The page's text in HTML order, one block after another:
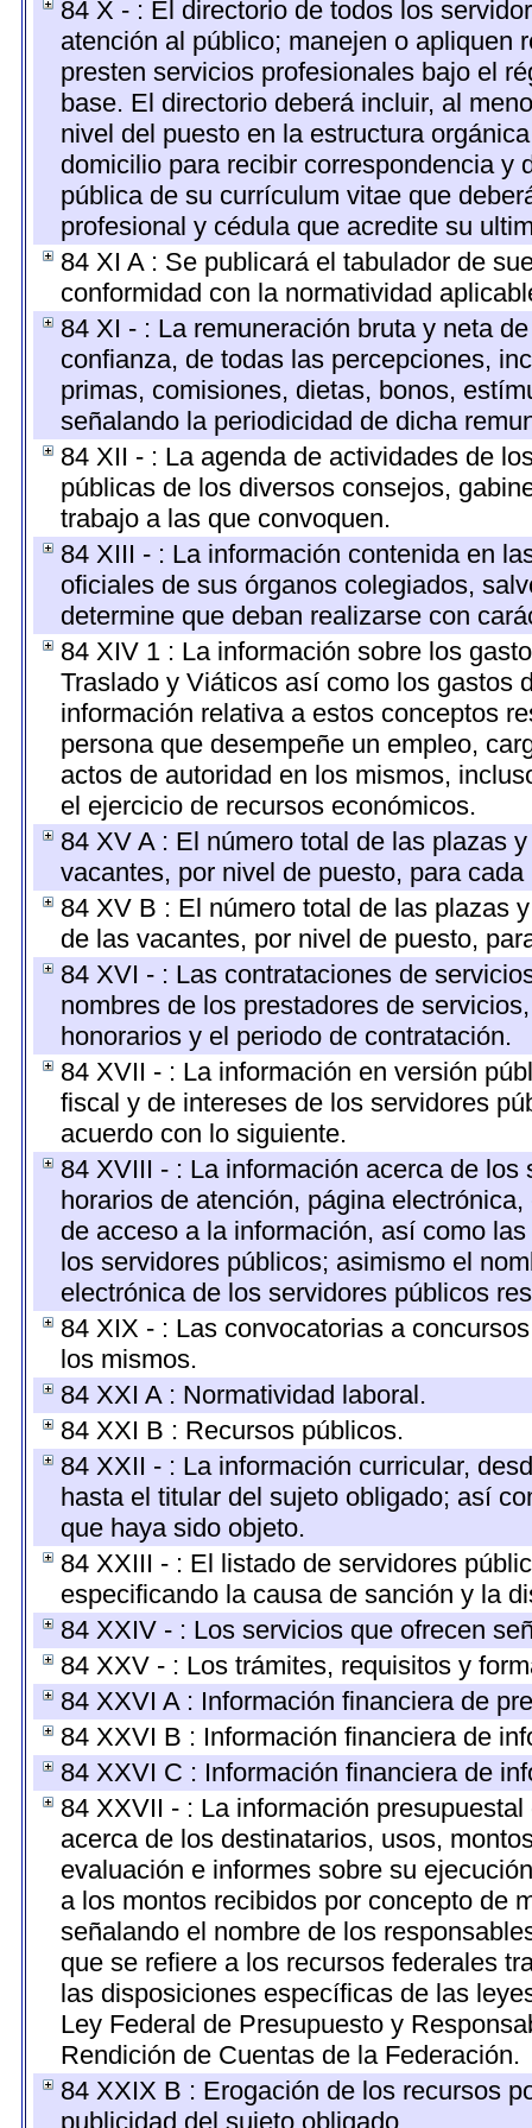
84 X - : El directorio de todos los
atención al público; manejen o apliquen
presten servicios profesionales bajo el
base. El directorio deberá incluir, al
nivel del puesto en la estructura
domicilio para recibir correspondencia y
pública de su currículum vitae que
profesional y cédula que acredite su
84 XI A : Se publicará el tabulador de
conformidad con la normatividad
84 XI - : La remuneración bruta y neta
confianza, de todas las percepciones,
primas, comisiones, dietas, bonos,
señalando la periodicidad de dicha
84 XII - : La agenda de actividades de
públicas de los diversos consejos,
trabajo a las que convoquen.
84 XIII - : La información contenida en
oficiales de sus órganos colegiados,
determine que deban realizarse con
84 XIV 1 : La información sobre los
Traslado y Viáticos así como los gastos
información relativa a estos conceptos
persona que desempeñe un empleo,
actos de autoridad en los mismos,
el ejercicio de recursos económicos.
84 XV A : El número total de las plazas
vacantes, por nivel de puesto, para
84 XV B : El número total de las plazas
de las vacantes, por nivel de puesto,
84 XVI - : Las contrataciones de
nombres de los prestadores de
honorarios y el periodo de contratación.
84 XVII - : La información en versión
fiscal y de intereses de los servidores
acuerdo con lo siguiente.
84 XVIII - : La información acerca de
horarios de atención, página
de acceso a la información, así como
los servidores públicos; asimismo el
electrónica de los servidores públicos
84 XIX - : Las convocatorias a
los mismos.
84 XXI A : Normatividad laboral.
84 XXI B : Recursos públicos.
84 XXII - : La información curricular,
hasta el titular del sujeto obligado; así
que haya sido objeto.
84 XXIII - : El listado de servidores
especificando la causa de sanción y la
84 XXIV - : Los servicios que ofrecen
84 XXV - : Los trámites, requisitos y
84 XXVI A : Información financiera de
84 XXVI B : Información financiera de
84 XXVI C : Información financiera de
84 XXVII - : La información
acerca de los destinatarios, usos,
evaluación e informes sobre su
a los montos recibidos por concepto de
señalando el nombre de los
que se refiere a los recursos federales
las disposiciones específicas de las
Ley Federal de Presupuesto y
Rendición de Cuentas de la Federación.
84 XXIX B : Erogación de los recursos
publicidad del sujeto obligado.